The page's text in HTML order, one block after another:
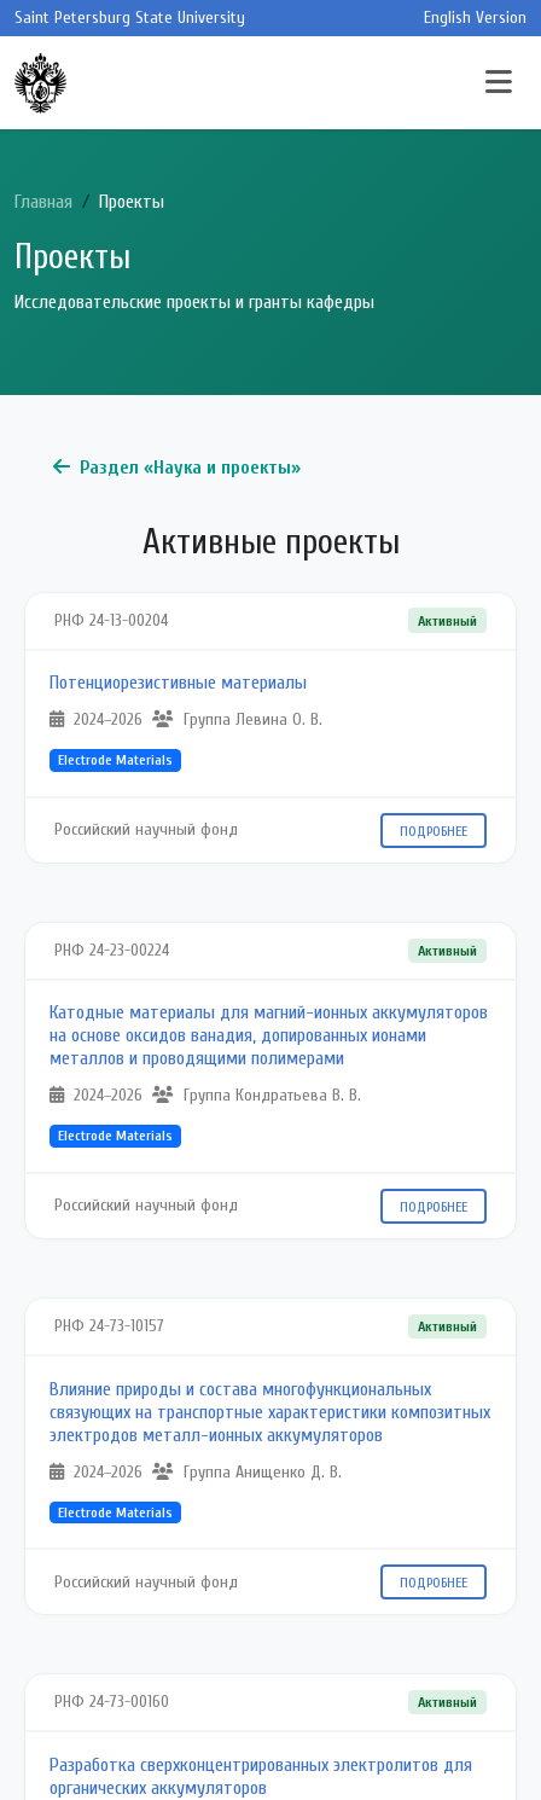
Skip to main content
Saint Petersburg State University English Version
Главная Проекты
Проекты
Исследовательские проекты и гранты кафедры
Раздел «Наука и проекты»
Активные проекты
РНФ 24-13-00204 Активный
Потенциорезистивные материалы
2024–2026 Группа Левина О. В.
Electrode Materials
Российский научный фонд ПОДРОБНЕЕ
РНФ 24-23-00224 Активный
Катодные материалы для магний-ионных аккумуляторов
на основе оксидов ванадия, допированных ионами
металлов и проводящими полимерами
2024–2026 Группа Кондратьева В. В.
Electrode Materials
Российский научный фонд ПОДРОБНЕЕ
РНФ 24-73-10157 Активный
Влияние природы и состава многофункциональных
связующих на транспортные характеристики композитных
электродов металл-ионных аккумуляторов
2024–2026 Группа Анищенко Д. В.
Electrode Materials
Российский научный фонд ПОДРОБНЕЕ
РНФ 24-73-00160 Активный
Разработка сверхконцентрированных электролитов для
органических аккумуляторов